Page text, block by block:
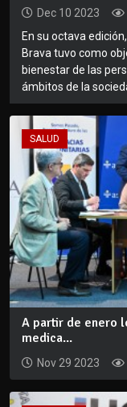
Dec 10 2023
En su octava
Brava tuvo como
bienestar de las
ámbitos de la
SALUD
A partir de enero
medica...
Nov 29 2023